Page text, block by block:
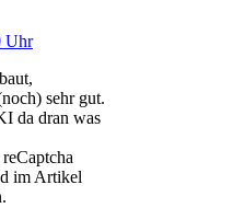
Uhr
sehr gut.
da dran was
im Artikel